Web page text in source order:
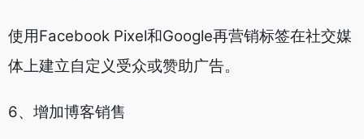
使用Facebook Pixel和Google再营销标签在社交媒
体上建立自定义受众或赞助广告。
6、增加博客销售